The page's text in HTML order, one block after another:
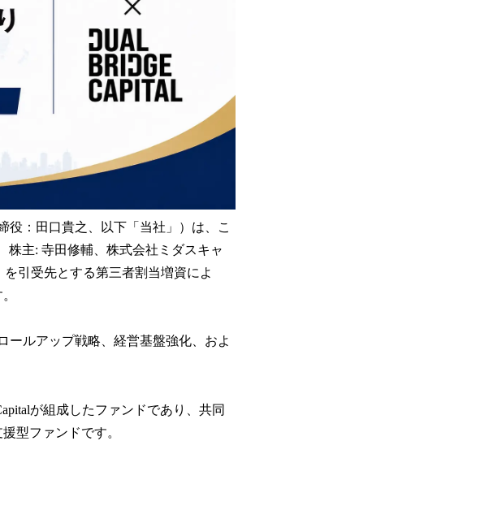
役：田口貴之、以下「当社」）は、こ
株主: 寺田修輔、株式会社ミダスキャ
引受先とする第三者割当増資によ
ールアップ戦略、経営基盤強化、およ
が組成したファンドであり、共同
型ファンドです。